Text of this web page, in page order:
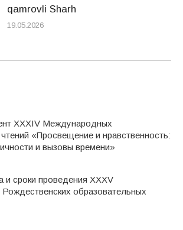
qamrovli Sharh
19.05.2026
XXХIV Международных
«Просвещение и нравственность:
и вызовы времени»
и сроки проведения XXXV
образовательных